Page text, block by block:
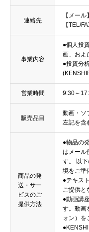
連絡先
【メー
【TEL/
事業内容
●個人投
画、およ
●投資分
営業時間 9:30～
販売品目
動画・ソ
左記を含
商品の発
送・サー
ビスのご
提供方法
●物品の
はメール
す。 以
境をご準
●テキス
ご提供と
●動画講
す。動画
ォン）を